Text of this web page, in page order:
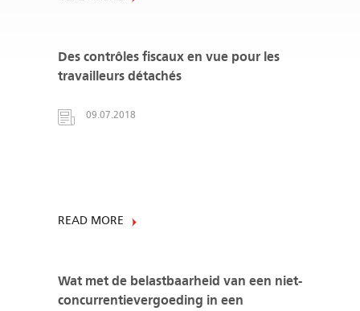
Des contrôles fiscaux en vue pour les
travailleurs détachés
09.07.2018
READ MORE
Wat met de belastbaarheid van een niet-
concurrentievergoeding in een